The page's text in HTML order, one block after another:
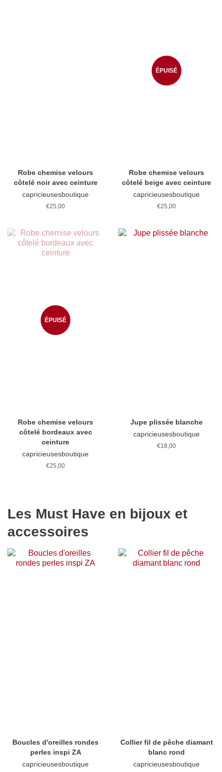
Robe chemise velours
côtelé noir avec ceinture
capricieusesboutique
Prix
€25,00
ÉPUISÉ
Robe chemise velours
côtelé beige avec ceinture
capricieusesboutique
Prix
€25,00
ÉPUISÉ
Robe chemise velours
côtelé bordeaux avec
ceinture
capricieusesboutique
Prix
€25,00
Jupe plissée blanche
capricieusesboutique
Prix
€18,00
Les Must Have en bijoux et
accessoires
Boucles d'oreilles rondes
perles inspi ZA
capricieusesboutique
Collier fil de pêche diamant
blanc rond
capricieusesboutique